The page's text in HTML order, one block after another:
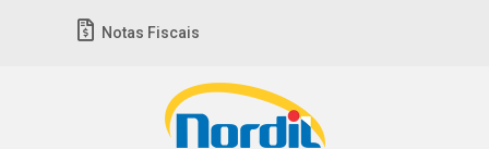
Notas Fiscais